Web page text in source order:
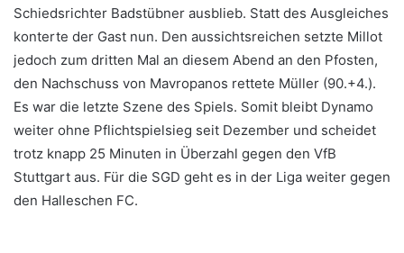
Schiedsrichter Badstübner ausblieb. Statt des Ausgleiches
konterte der Gast nun. Den aussichtsreichen setzte Millot
jedoch zum dritten Mal an diesem Abend an den Pfosten,
den Nachschuss von Mavropanos rettete Müller (90.+4.).
Es war die letzte Szene des Spiels. Somit bleibt Dynamo
weiter ohne Pflichtspielsieg seit Dezember und scheidet
trotz knapp 25 Minuten in Überzahl gegen den VfB
Stuttgart aus. Für die SGD geht es in der Liga weiter gegen
den Halleschen FC.